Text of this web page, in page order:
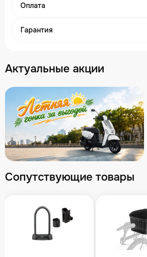
Оплата
Гарантия
Актуальные акции
Сопутствующие товары